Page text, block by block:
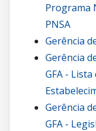
Programa
PNSA
Gerência
Gerência
GFA -
Gerência
GFA -